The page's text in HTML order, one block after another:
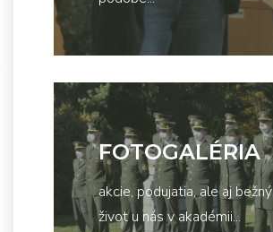
FOTOGALÉRIA
akcie, podujatia, ale aj bežný
život u nás v akadémii...